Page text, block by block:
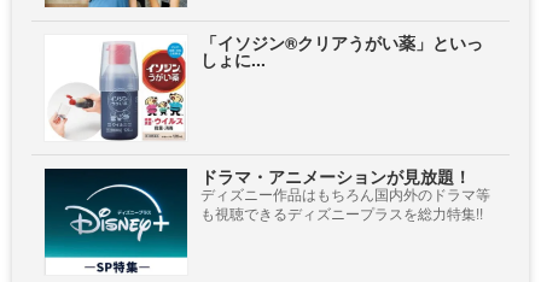
「イソジン®クリアうがい薬」といっ
しょに...
ドラマ・アニメーションが見放題！
ディズニー作品はもちろん国内外のドラマ等
も視聴できるディズニープラスを総力特集!!